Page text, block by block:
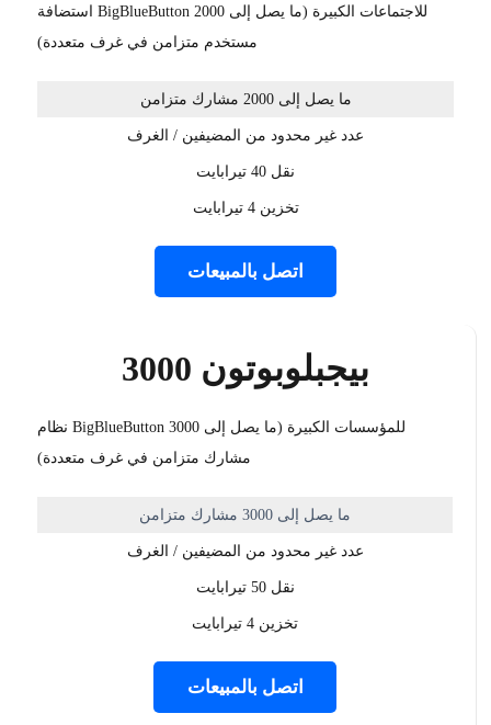
استضافة BigBlueButton للاجتماعات الكبيرة (ما يصل إلى 2000
مستخدم متزامن في غرف متعددة)
ما يصل إلى 2000 مشارك متزامن
عدد غير محدود من المضيفين / الغرف
نقل 40 تيرابايت
تخزين 4 تيرابايت
اتصل بالمبيعات
بيجبلوبوتون 3000
نظام BigBlueButton للمؤسسات الكبيرة (ما يصل إلى 3000
مشارك متزامن في غرف متعددة)
ما يصل إلى 3000 مشارك متزامن
عدد غير محدود من المضيفين / الغرف
نقل 50 تيرابايت
تخزين 4 تيرابايت
اتصل بالمبيعات